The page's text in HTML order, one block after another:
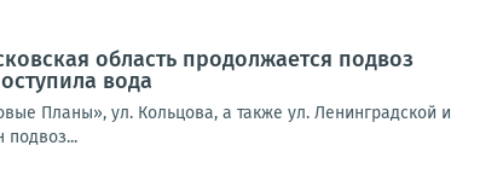
область продолжается подвоз
вода
Планы», ул. Кольцова, а также ул. Ленинградской и
подвоз...